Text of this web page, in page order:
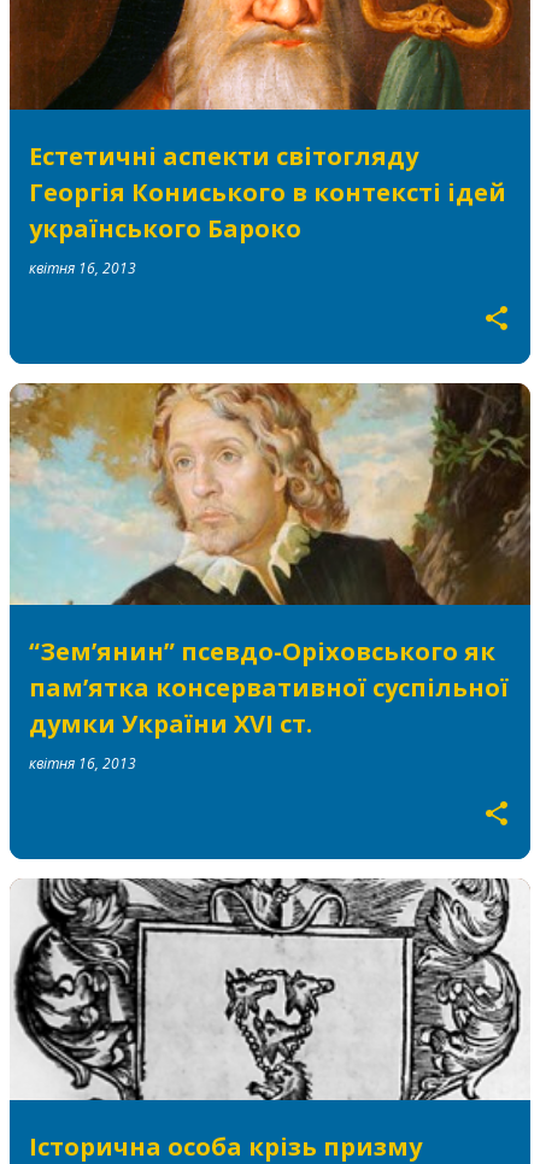
Естетичні аспекти світогляду
Георгія Кониського в контексті ідей
українського Бароко
квітня 16, 2013
“Зем’янин” псевдо-Оріховського як
пам’ятка консервативної суспільної
думки України XVI ст.
квітня 16, 2013
Історична особа крізь призму